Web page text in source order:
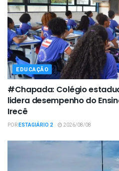
EDUCAÇÃO
#Chapada: Colégio
lidera desempenho do
Irecê
PORESTAGIÁRIO 2 2026/08/08